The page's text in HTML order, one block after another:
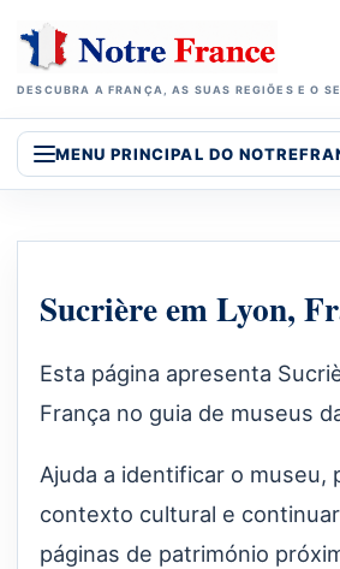
DESCUBRA A FRANÇA, AS SUAS REGIÕES E O
MENU PRINCIPAL DO
Sucrière em Lyon,
Esta página apresenta
França no guia de museus
Ajuda a identificar o museu,
contexto cultural e
páginas de património